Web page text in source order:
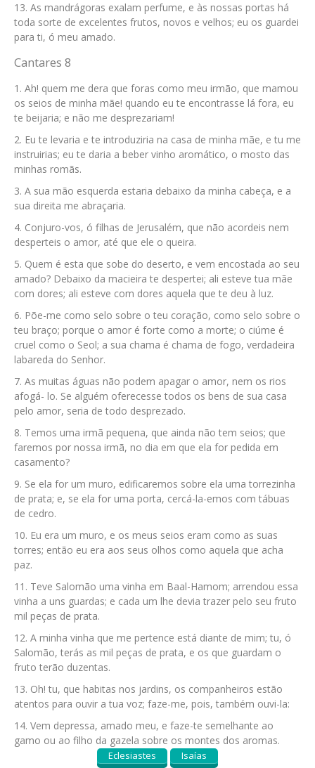
As mandrágoras exalam perfume, e às nossas portas há
toda sorte de excelentes frutos, novos e velhos; eu os guardei
para ti, ó meu amado.
Cantares 8
Ah! quem me dera que foras como meu irmão, que mamou
os seios de minha mãe! quando eu te encontrasse lá fora, eu
te beijaria; e não me desprezariam!
Eu te levaria e te introduziria na casa de minha mãe, e tu me
instruirias; eu te daria a beber vinho aromático, o mosto das
minhas romãs.
A sua mão esquerda estaria debaixo da minha cabeça, e a
sua direita me abraçaria.
Conjuro-vos, ó filhas de Jerusalém, que não acordeis nem
desperteis o amor, até que ele o queira.
Quem é esta que sobe do deserto, e vem encostada ao seu
amado? Debaixo da macieira te despertei; ali esteve tua mãe
com dores; ali esteve com dores aquela que te deu à luz.
Põe-me como selo sobre o teu coração, como selo sobre o
teu braço; porque o amor é forte como a morte; o ciúme é
cruel como o Seol; a sua chama é chama de fogo, verdadeira
labareda do Senhor.
As muitas águas não podem apagar o amor, nem os rios
afogá- lo. Se alguém oferecesse todos os bens de sua casa
pelo amor, seria de todo desprezado.
Temos uma irmã pequena, que ainda não tem seios; que
faremos por nossa irmã, no dia em que ela for pedida em
casamento?
Se ela for um muro, edificaremos sobre ela uma torrezinha
de prata; e, se ela for uma porta, cercá-la-emos com tábuas
de cedro.
Eu era um muro, e os meus seios eram como as suas
torres; então eu era aos seus olhos como aquela que acha
paz.
Teve Salomão uma vinha em Baal-Hamom; arrendou essa
vinha a uns guardas; e cada um lhe devia trazer pelo seu fruto
mil peças de prata.
A minha vinha que me pertence está diante de mim; tu, ó
Salomão, terás as mil peças de prata, e os que guardam o
fruto terão duzentas.
Oh! tu, que habitas nos jardins, os companheiros estão
atentos para ouvir a tua voz; faze-me, pois, também ouvi-la:
Vem depressa, amado meu, e faze-te semelhante ao
gamo ou ao filho da gazela sobre os montes dos aromas.
Eclesiastes Isaías